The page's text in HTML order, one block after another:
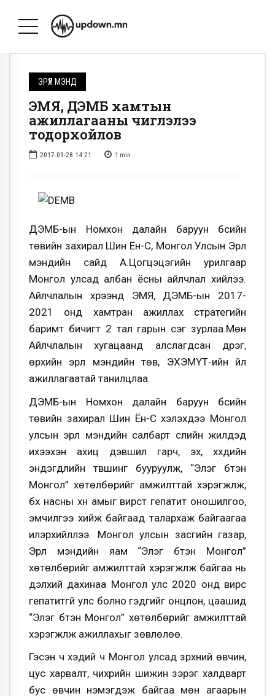
ЭРҮҮЛ МЭНД
ЭМЯ, ДЭМБ хамтын
ажиллагааны чиглэлээ
тодорхойлов
2017-09-28 14:21 1 min
ДЭМБ-ын Номхон далайн баруун бүсийн
төвийн захирал Шин Ён-Сү, Монгол Улсын Эрүүл
мэндийн сайд А.Цогцэцэгийн урилгаар
Монгол улсад албан ёсны айлчлал хийлээ.
Айлчлалын хүрээнд ЭМЯ, ДЭМБ-ын 2017-
2021 онд хамтран ажиллах стратегийн
баримт бичигт 2 тал гарын үсэг зурлаа.Мөн
Айлчлалын хугацаанд алслагдсан дүүрэг,
өрхийн эрүүл мэндийн төв, ЭХЭМҮТ-ийн үйл
ажиллагаатай танилцлаа.
ДЭМБ-ын Номхон далайн баруун бүсийн
төвийн захирал Шин Ён-Сү хэлэхдээ Монгол
улсын эрүүл мэндийн салбарт сүүлийн жилүүдэд
ихээхэн ахиц дэвшил гарч, эх, хүүхдийн
эндэгдлийн түвшинг бууруулж, “Элэг бүтэн
Монгол” хөтөлбөрийг амжилттай хэрэгжүүлж,
бүх насны хүн амыг вирүст гепатит оношилгоо,
эмчилгээ хийж байгаад талархаж байгаагаа
илэрхийллээ. Монгол улсын засгийн газар,
Эрүүл мэндийн яам “Элэг бүтэн Монгол”
хөтөлбөрийг амжилттай хэрэгжүүлж байгаа нь
дэлхий дахинаа Монгол улс 2020 онд вирүс
гепатитгүй улс болно гэдгийг онцлон, цаашид
“Элэг бүтэн Монгол” хөтөлбөрийг амжилттай
хэрэгжүүлж ажиллахыг зөвлөлөө.
Гэсэн ч хэдий ч Монгол улсад зүрхний өвчин,
цус харвалт, чихрийн шижин зэрэг халдварт
бус өвчин нэмэгдэж байгаа мөн агаарын